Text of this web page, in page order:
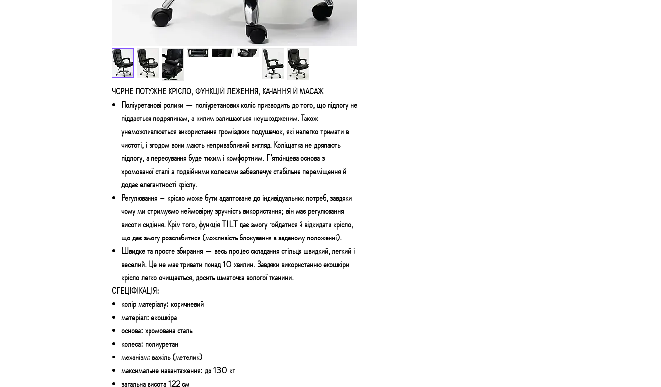
ЧОРНЕ ПОТУЖНЕ КРІСЛО, ФУНКЦІЙ ЛЕЖЕННЯ, КАЧАННЯ Й МАСАЖ
Поліуретанові ролики — поліуретанових коліс призводить до того, щопідлогу не
піддається подряпинам, а килим залишається неушкодженим.Також
унеможливлюється використання громіздких подушечок, які нелегко тримати в
чистоті, і згодом вони мають непривабливий вигляд. Коліщатка не дряпають
підлогу, а пересування буде тихим і комфортним.П’яткінцева основа з
хромованої сталіз подвійними колесами забезпечує стабільне переміщення й
додає елегантності кріслу.
Регулювання – крісло може бути адаптоване до індивідуальних потреб, завдяки
чому ми отримуємо неймовірну зручність використання; він має регулювання
висоти сидіння. Крім того,функція TILT дає змогу гойдатися й відкидати крісло,
що дає змогу розслабитися (можливість блокування в заданому положенні).
Швидке та просте збирання — весь процес складання стільця швидкий, легкий і
веселий. Це не має тривати понад 10 хвилин. Завдяки використанню екошкіри
крісло легко очищається, досить шматочка вологої тканини.
СПЕЦІФІКАЦІЯ:
колір матеріалу: коричневий
матеріал: екошкіра
основа: хромована сталь
колеса: полиуретан
механізм: важіль (метелик)
максимальне навантаження: до 130 кг
загальна висота 122 см